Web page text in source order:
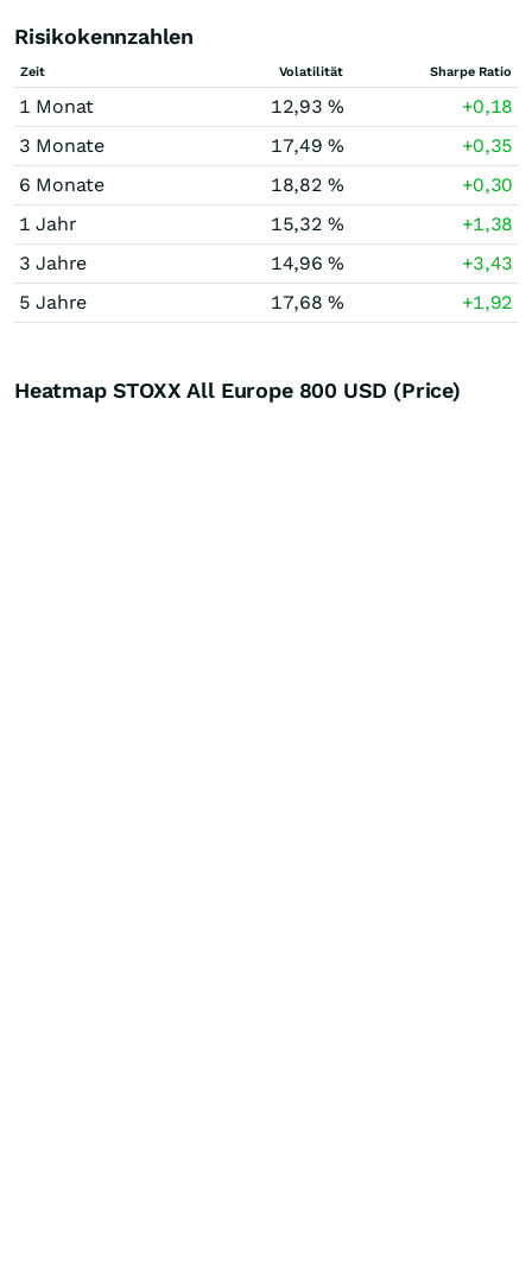
Risikokennzahlen
Zeit Volatilität Sharpe Ratio
1 Monat 12,93 %
+0,18
3 Monate
17,49 %
+0,35
6 Monate
18,82 %
+0,30
1 Jahr
15,32 %
+1,38
3 Jahre
14,96 %
+3,43
5 Jahre
17,68 % +1,92
Heatmap STOXX All Europe 800 USD (Price)